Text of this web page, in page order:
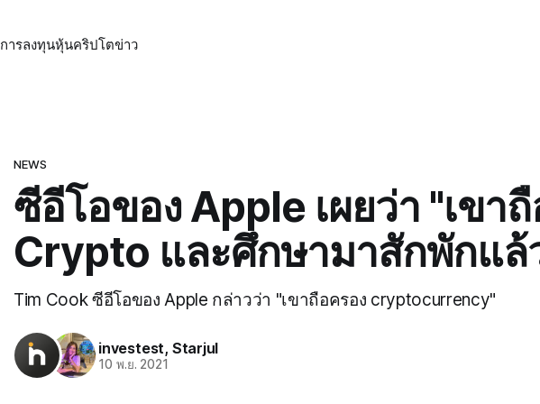
การลงทุนหุ้นคริปโตข่าว
NEWS
ซีอีโอของ Apple เผยว่า "เขา
Crypto และศึกษามาสักพักแล้
Tim Cook ซีอีโอของ Apple กล่าวว่า "เขาถือครอง cryptocurrency"
investest, Starjul
10 พ.ย. 2021